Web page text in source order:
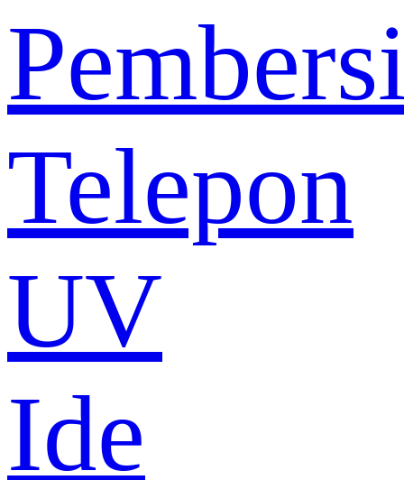
Telepon
UV
Ide